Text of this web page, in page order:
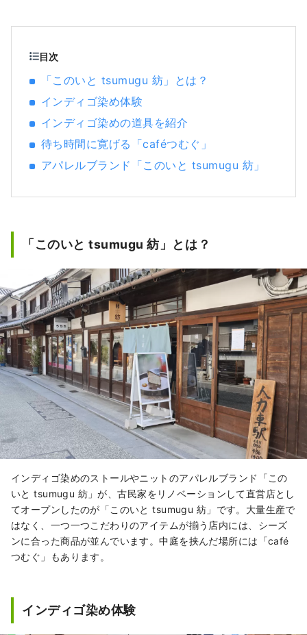
ピオーネなど、旬のフルーツが味わえます！
目次
「このいと tsumugu 紡」とは？
インディゴ染め体験
インディゴ染めの道具を紹介
待ち時間に寛げる「caféつむぐ」
アパレルブランド「このいと tsumugu 紡」
「このいと tsumugu 紡」とは？
インディゴ染めのストールやニットのアパレルブランド「この
いと tsumugu 紡」が、古民家をリノベーションして直営店とし
てオープンしたのが「このいと tsumugu 紡」です。大量生産で
はなく、一つ一つこだわりのアイテムが揃う店内には、シーズ
ンに合った商品が並んでいます。中庭を挟んだ場所には「café
つむぐ」もあります。
インディゴ染め体験